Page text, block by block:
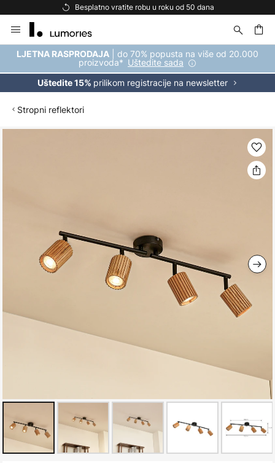
Besplatno vratite robu u roku od 50 dana
to
Content
LJETNA RASPRODAJA | do 70% popusta na više od 20.000
proizvoda* Uštedite sada
Uštedite 15% prilikom registracije na newsletter
Stropni reflektori